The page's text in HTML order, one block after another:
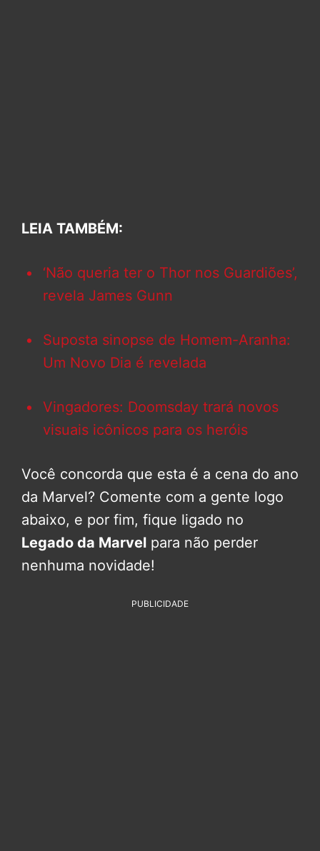
LEIA TAMBÉM:
‘Não queria ter o Thor nos Guardiões’,
revela James Gunn
Suposta sinopse de Homem-Aranha:
Um Novo Dia é revelada
Vingadores: Doomsday trará novos
visuais icônicos para os heróis
Você concorda que esta é a cena do ano
da Marvel? Comente com a gente logo
abaixo, e por fim, fique ligado no
Legado da Marvel para não perder
nenhuma novidade!
PUBLICIDADE